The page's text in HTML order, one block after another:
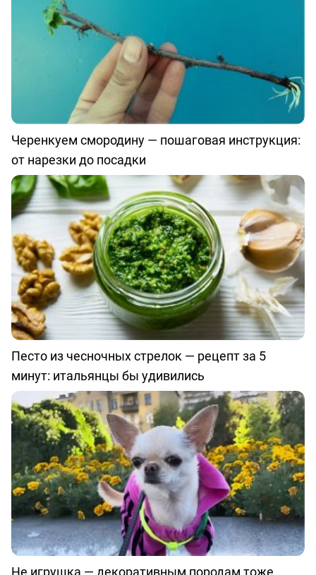
Черенкуем смородину — пошаговая инструкция:
от нарезки до посадки
Песто из чесночных стрелок — рецепт за 5
минут: итальянцы бы удивились